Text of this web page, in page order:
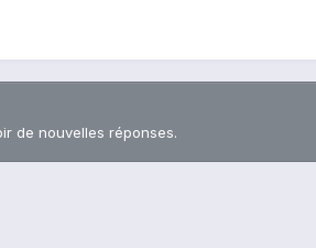
de nouvelles réponses.